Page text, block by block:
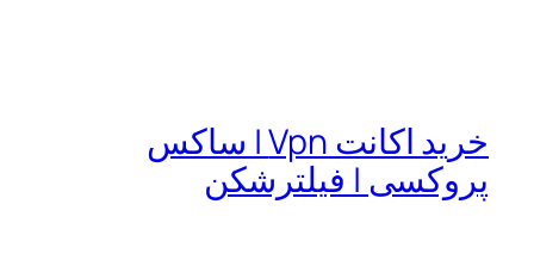
خرید اکانت Vpn | ساکس
پروکسی | فیلترشکن